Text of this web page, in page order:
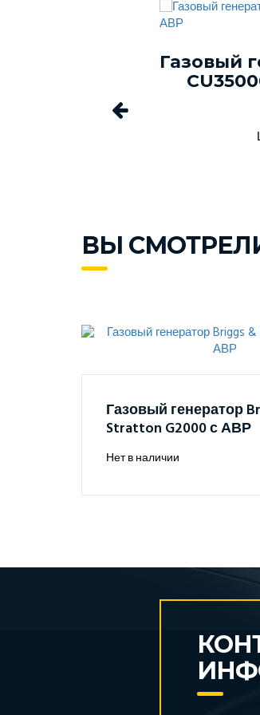
Газовый
ВЫ
Газовый генератор
Stratton G2000 с АВР
Нет в наличии